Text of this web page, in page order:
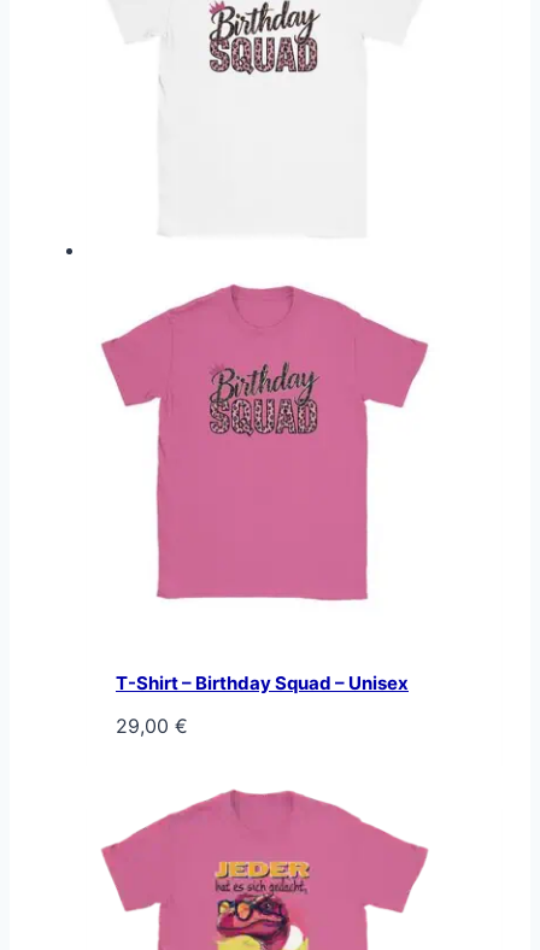
T-Shirt – Birthday Squad – Unisex
29,00 €